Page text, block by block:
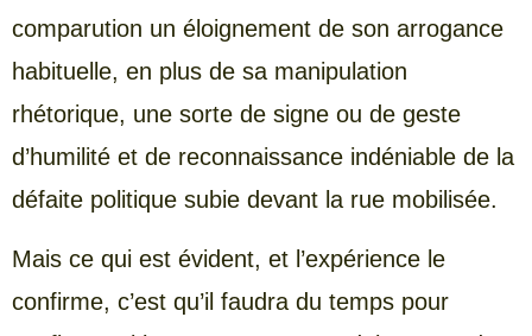
comparution un éloignement de son arrogance
habituelle, en plus de sa manipulation
rhétorique, une sorte de signe ou de geste
d’humilité et de reconnaissance indéniable de la
défaite politique subie devant la rue mobilisée.
Mais ce qui est évident, et l’expérience le
confirme, c’est qu’il faudra du temps pour